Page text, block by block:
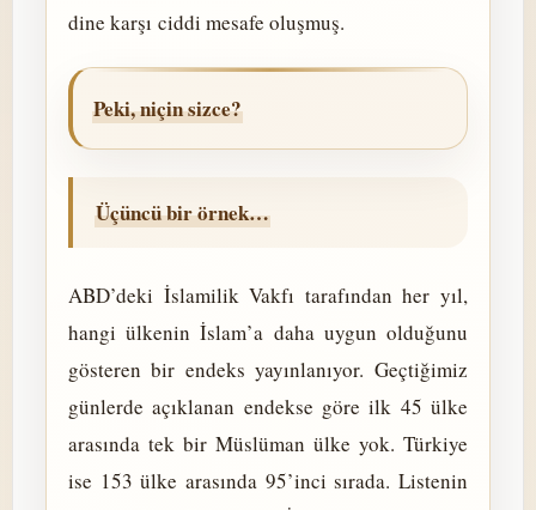
dine karşı ciddi mesafe oluşmuş.
Peki, niçin sizce?
Üçüncü bir örnek…
ABD’deki İslamilik Vakfı tarafından her yıl,
hangi ülkenin İslam’a daha uygun olduğunu
gösteren bir endeks yayınlanıyor. Geçtiğimiz
günlerde açıklanan endekse göre ilk 45 ülke
arasında tek bir Müslüman ülke yok. Türkiye
ise 153 ülke arasında 95’inci sırada. Listenin